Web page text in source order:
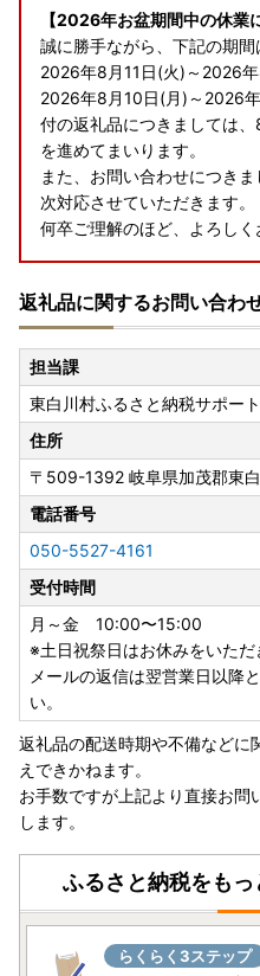
【2026年お盆期間中の休業
誠に勝手ながら、下記の期間
2026年8月11日(火)～2026
2026年8月10日(月)～2026
付の返礼品につきましては
を進めてまいります。
また、お問い合わせにつき
次対応させていただきます。
何卒ご理解のほど、よろしく
返礼品に関するお問い合わ
担当課
東白川村ふるさと納税サポー
住所
〒509-1392 岐阜県加茂郡東
電話番号
050-5527-4161
受付時間
月～金 10:00〜15:00
※土日祝祭日はお休みをいただ
メールの返信は翌営業日以降
い。
返礼品の配送時期や不備などに
えできかねます。
お手数ですが上記より直接お問
します。
ふるさと納税をも
らくらく3ステップ